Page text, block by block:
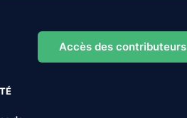
Accès des contributeurs